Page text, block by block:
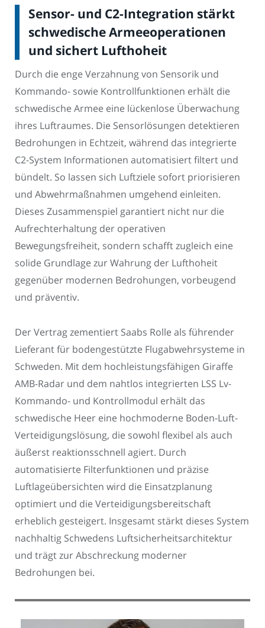
Sensor- und C2-Integration stärkt
schwedische Armeeoperationen
und sichert Lufthoheit
Durch die enge Verzahnung von Sensorik und
Kommando- sowie Kontrollfunktionen erhält die
schwedische Armee eine lückenlose Überwachung
ihres Luftraumes. Die Sensorlösungen detektieren
Bedrohungen in Echtzeit, während das integrierte
C2-System Informationen automatisiert filtert und
bündelt. So lassen sich Luftziele sofort priorisieren
und Abwehrmaßnahmen umgehend einleiten.
Dieses Zusammenspiel garantiert nicht nur die
Aufrechterhaltung der operativen
Bewegungsfreiheit, sondern schafft zugleich eine
solide Grundlage zur Wahrung der Lufthoheit
gegenüber modernen Bedrohungen, vorbeugend
und präventiv.
Der Vertrag zementiert Saabs Rolle als führender
Lieferant für bodengestützte Flugabwehrsysteme in
Schweden. Mit dem hochleistungsfähigen Giraffe
AMB-Radar und dem nahtlos integrierten LSS Lv-
Kommando- und Kontrollmodul erhält das
schwedische Heer eine hochmoderne Boden-Luft-
Verteidigungslösung, die sowohl flexibel als auch
äußerst reaktionsschnell agiert. Durch
automatisierte Filterfunktionen und präzise
Luftlageübersichten wird die Einsatzplanung
optimiert und die Verteidigungsbereitschaft
erheblich gesteigert. Insgesamt stärkt dieses System
nachhaltig Schwedens Luftsicherheitsarchitektur
und trägt zur Abschreckung moderner
Bedrohungen bei.